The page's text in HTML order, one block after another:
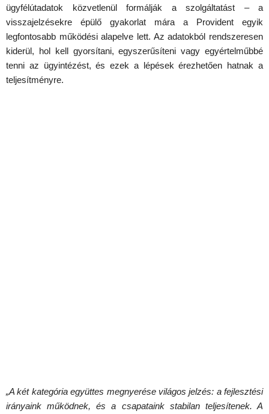
ügyfélútadatok közvetlenül formálják a szolgáltatást – a
visszajelzésekre épülő gyakorlat mára a Provident egyik
legfontosabb működési alapelve lett. Az adatokból rendszeresen
kiderül, hol kell gyorsítani, egyszerűsíteni vagy egyértelműbbé
tenni az ügyintézést, és ezek a lépések érezhetően hatnak a
teljesítményre.
„A két kategória együttes megnyerése világos jelzés: a fejlesztési
irányaink működnek, és a csapataink stabilan teljesítenek. A